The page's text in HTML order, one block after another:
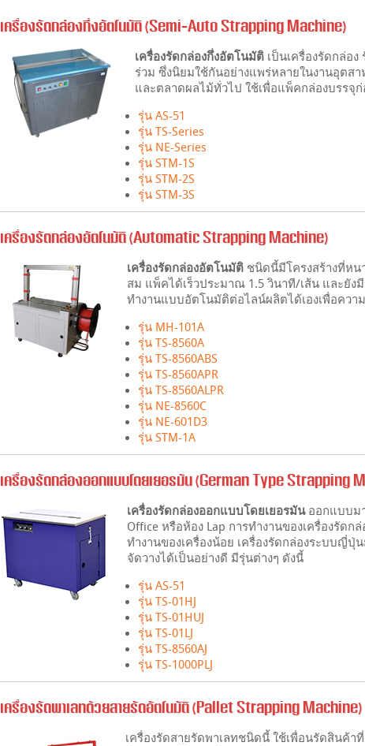
เครื่องรัดกล่องกึ่งอัตโนมัติ (Semi-Auto Strapping Machine)
เครื่องรัดกล่องกึ่งอัตโนมัติ เป็นเครื่องรัดกล่อ
ร่วม ซึ่งนิยมใช้กันอย่างแพร่หลายในงานอุตส
และตลาดผลไม้ทั่วไป ใช้เพื่อแพ็คกล่องบรรจุ
รุ่น AS-51
รุ่น TS-Series
รุ่น NE-Series
รุ่น STM-1S
รุ่น STM-2S
รุ่น STM-3S
เครื่องรัดกล่องอัตโนมัติ (Automatic Strapping Machine)
เครื่องรัดกล่องอัตโนมัติ ชนิดนี้มีโครงสร้างที่ห
สม แพ็คได้เร็วประมาณ 1.5 วินาที/เส้น และยัง
ทำงานแบบอัตโนมัติต่อไลน์ผลิตได้เองเพื่อควา
รุ่น MH-101A
รุ่น TS-8560A
รุ่น TS-8560ABS
รุ่น TS-8560APR
รุ่น TS-8560ALPR
รุ่น NE-8560C
รุ่น NE-601D3
รุ่น STM-1A
เครื่องรัดกล่องออกแบบโดยเยอรมัน (German Type Strapping
เครื่องรัดกล่องออกแบบโดยเยอรมัน ออกแบบม
Office หรือห้อง Lap การทำงานของเครื่องรัดก
ทำงานของเครื่องน้อย เครื่องรัดกล่องระบบญี่
จัดวางได้เป็นอย่างดี มีรุ่นต่างๆ ดังนี้
รุ่น AS-51
รุ่น TS-01HJ
รุ่น TS-01HUJ
รุ่น TS-01LJ
รุ่น TS-8560AJ
รุ่น TS-1000PLJ
เครื่องรัดพาเลทด้วยสายรัดอัตโนมัติ (Pallet Strapping Machine)
เครื่องรัดสายรัดพาเลทชนิดนี้ ใช้เพื่อนรัดสินค้